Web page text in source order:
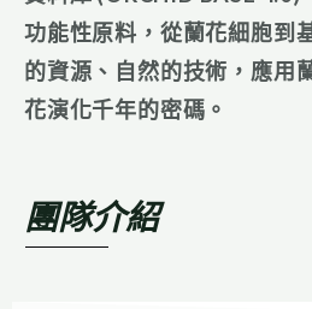
功能性原料，從蘭花細胞到
的資源、自然的技術，應用
花演化千年的密碼。
團隊介紹